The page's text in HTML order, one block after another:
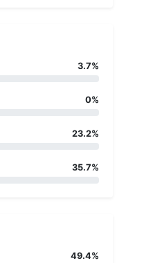
3.7%
0%
23.2%
35.7%
49.4%